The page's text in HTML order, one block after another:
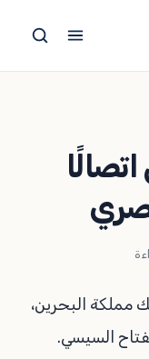
البحرين،
السيسي.